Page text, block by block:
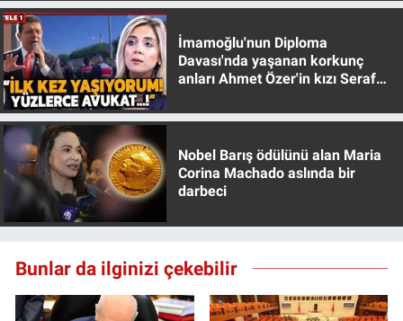
İmamoğlu'nun Diploma
Davası'nda yaşanan korkunç
anları Ahmet Özer'in kızı Seraf
Nobel Barış ödülünü alan Maria
Corina Machado aslında bir
darbeci
Bunlar da ilginizi çekebilir